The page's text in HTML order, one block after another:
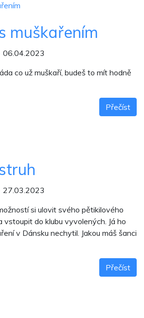
muškařením
co už muškaří, budeš to mít hodně
Přečíst
si ulovit svého pětikilového
vstoupit do klubu vyvolených. Já ho
v Dánsku nechytil. Jakou máš šanci
Přečíst